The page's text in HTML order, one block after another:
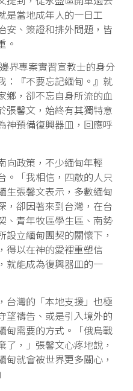
是當地成年人的一日工
安、簽證和排外問題，皆
。
專案實習宣教士的身分
：『不要忘記緬甸。』就
鄉，卻不忘自身所流的血
張馨文，始終有其獨特意
神預備復興器皿，回應呼
政策，不少緬甸年輕
。「我相信，四散的人只
生張馨文表示，多數緬甸
，卻因著來到台灣，在台
、青年牧區學生區、南勢
立緬甸團契的關懷下，
得以在神的愛裡重塑信
就能成為復興器皿的一
灣的「本地支援」也極
望禱告、或是引入境外的
甸需要的方式。「俄烏戰
，」張馨文心疼地說，
甸就會被世界更多關心，